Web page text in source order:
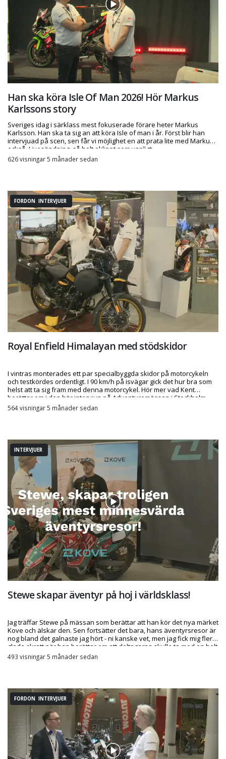
Han ska köra Isle Of Man 2026! Hör Markus
Karlssons story
Sveriges idag i särklass mest fokuserade förare heter Markus
Karlsson. Han ska ta sig an att köra Isle of man i år. Först blir han
intervjuad på scen, sen får vi möjlighet en att prata lite med Markus
också. Livesändning, så helt oklippt som vanligt.
626 visningar 5 månader sedan
FORDON INTERVJUER
Royal Enfield Himalayan med stödskidor
I vintras monterades ett par specialbyggda skidor på motorcykeln
och testkördes ordentligt. I 90 km/h på isvägar gick det hur bra som
helst att ta sig fram med denna motorcykel. Hör mer vad Kent
berättar om i den här intervjun på Adventuremässan i Stockholm
564 visningar 5 månader sedan
INTERVJUER
Stewe skapar äventyr på hoj i världsklass!
Jag träffar Stewe på mässan som berättar att han kör det nya märket
Kove och älskar den. Sen fortsätter det bara, hans äventyrsresor är
nog bland det galnaste jag hört - ni kanske vet, men jag fick mig flera
glada skratt när han berättar om att deltagarna skulle ta med en helt
onödig pryl med sig på en av hans researrangemang
493 visningar 5 månader sedan
FORDON INTERVJUER